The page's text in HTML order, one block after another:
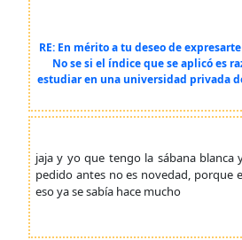
RE: En mérito a tu deseo de
No se si el índice que se aplicó es
estudiar en una universidad privada
jaja y yo que tengo la sábana blanca
pedido antes no es novedad, porque
eso ya se sabía hace mucho